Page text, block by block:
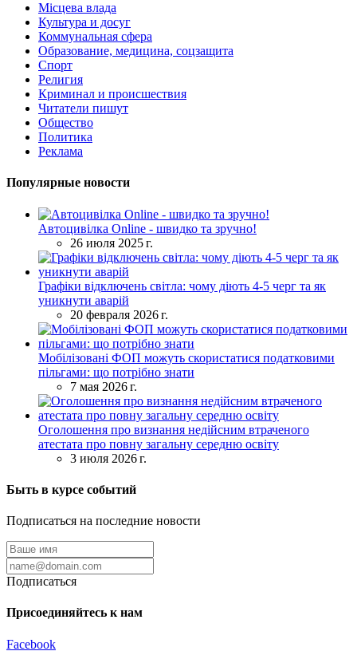
Місцева влада
Культура и досуг
Коммунальная сфера
Образование, медицина, соцзащита
Спорт
Религия
Криминал и происшествия
Читатели пишут
Общество
Политика
Реклама
Популярные новости
Автоцивілка Online - швидко та зручно!
26 июля 2025 г.
Графіки відключень світла: чому діють 4-5 черг та як
уникнути аварій
20 февраля 2026 г.
Мобілізовані ФОП можуть скористатися податковими
пільгами: що потрібно знати
7 мая 2026 г.
Оголошення про визнання недійсним втраченого
атестата про повну загальну середню освіту
3 июля 2026 г.
Быть в курсе событий
Подписаться на последние новости
Подписаться
Присоединяйтесь к нам
Facebook